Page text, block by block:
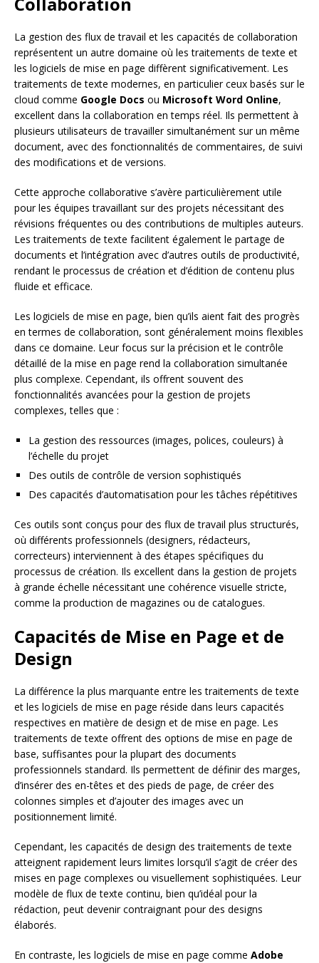
La gestion des flux de travail et les capacités de collaboration
représentent un autre domaine où les traitements de texte et
les logiciels de mise en page diffèrent significativement. Les
traitements de texte modernes, en particulier ceux basés sur le
cloud comme Google Docs ou Microsoft Word Online,
excellent dans la collaboration en temps réel. Ils permettent à
plusieurs utilisateurs de travailler simultanément sur un même
document, avec des fonctionnalités de commentaires, de suivi
des modifications et de versions.
Cette approche collaborative s’avère particulièrement utile
pour les équipes travaillant sur des projets nécessitant des
révisions fréquentes ou des contributions de multiples auteurs.
Les traitements de texte facilitent également le partage de
documents et l’intégration avec d’autres outils de productivité,
rendant le processus de création et d’édition de contenu plus
fluide et efficace.
Les logiciels de mise en page, bien qu’ils aient fait des progrès
en termes de collaboration, sont généralement moins flexibles
dans ce domaine. Leur focus sur la précision et le contrôle
détaillé de la mise en page rend la collaboration simultanée
plus complexe. Cependant, ils offrent souvent des
fonctionnalités avancées pour la gestion de projets
complexes, telles que :
La gestion des ressources (images, polices, couleurs) à
l’échelle du projet
Des outils de contrôle de version sophistiqués
Des capacités d’automatisation pour les tâches répétitives
Ces outils sont conçus pour des flux de travail plus structurés,
où différents professionnels (designers, rédacteurs,
correcteurs) interviennent à des étapes spécifiques du
processus de création. Ils excellent dans la gestion de projets
à grande échelle nécessitant une cohérence visuelle stricte,
comme la production de magazines ou de catalogues.
Capacités de Mise en Page et de
Design
La différence la plus marquante entre les traitements de texte
et les logiciels de mise en page réside dans leurs capacités
respectives en matière de design et de mise en page. Les
traitements de texte offrent des options de mise en page de
base, suffisantes pour la plupart des documents
professionnels standard. Ils permettent de définir des marges,
d’insérer des en-têtes et des pieds de page, de créer des
colonnes simples et d’ajouter des images avec un
positionnement limité.
Cependant, les capacités de design des traitements de texte
atteignent rapidement leurs limites lorsqu’il s’agit de créer des
mises en page complexes ou visuellement sophistiquées. Leur
modèle de flux de texte continu, bien qu’idéal pour la
rédaction, peut devenir contraignant pour des designs
élaborés.
En contraste, les logiciels de mise en page comme Adobe